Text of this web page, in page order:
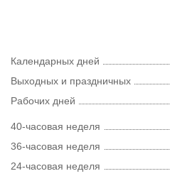
Календарных дней
Выходных и праздничных
Рабочих дней
40-часовая неделя
36-часовая неделя
24-часовая неделя